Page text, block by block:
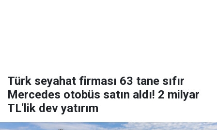
Türk seyahat firması 63 tane sıfır
Mercedes otobüs satın aldı! 2 milyar
TL'lik dev yatırım